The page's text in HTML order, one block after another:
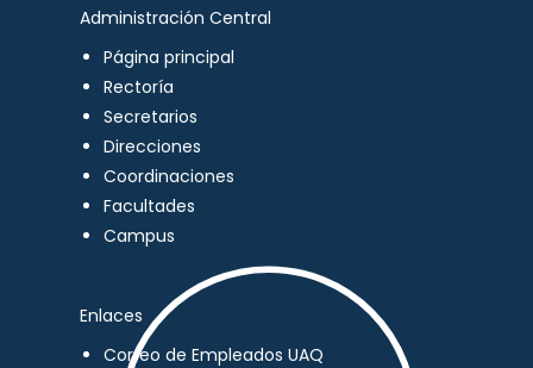
Administración Central
Página principal
Rectoría
Secretarios
Direcciones
Coordinaciones
Facultades
Campus
Enlaces
Correo de Empleados UAQ